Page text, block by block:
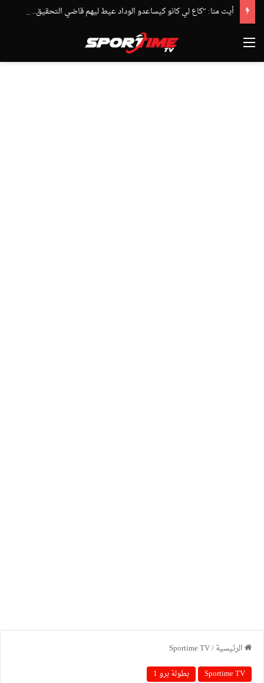
أيت منا: “كاع لي كانو كيساعدو الوداد عيط ليهم قاضي التحقيق.. دابا حتى شي واحد ما بقا باغي يعاون”
القائمة
الرئيسية/
Sportime TV
Sportime TV
بطولة برو 1